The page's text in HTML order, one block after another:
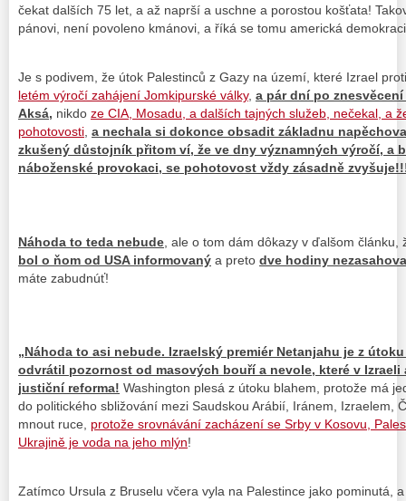
čekat dalších 75 let, a až naprší a uschne a porostou košťata!
pánovi, není povoleno kmánovi, a říká se tomu americká
Je s podivem, že útok Palestinců z Gazy na území, které Izrael
letém výročí zahájení Jomkipurské války, a pár dní po
Aksá, nikdo ze CIA, Mosadu, a dalších tajných služeb, nečekal, a
pohotovosti a nechala si dokonce obsadit základnu
zkušený důstojník přitom ví, že ve dny významných výročí, a
náboženské provokaci, se pohotovost vždy zásadně
Náhoda to teda nebude , ale o tom dám dôkazy v ďalšom článku,
bol o ňom od USA informovaný a preto dve hodiny
máte zabudnúť!
„Náhoda to asi nebude. Izraelský premiér Netanjahu je z
odvrátil pozornost od masových bouří a nevole, které v Izraeli
justiční reforma! Washington plesá z útoku blahem, protože má
do politického sbližování mezi Saudskou Arábií, Iránem, Izraelem,
mnout ruce, protože srovnávání zacházení se Srby v Kosovu,
Ukrajině je voda na jeho mlýn!
Zatímco Ursula z Bruselu včera vyla na Palestince jako pominutá,